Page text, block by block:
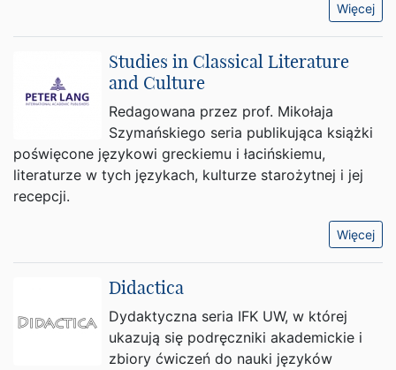
Więcej
Studies in Classical Literature
and Culture
Redagowana przez prof. Mikołaja
Szymańskiego seria publikująca książki
poświęcone językowi greckiemu i łacińskiemu,
literaturze w tych językach, kulturze starożytnej i jej
recepcji.
Więcej
Didactica
Dydaktyczna seria IFK UW, w której
ukazują się podręczniki akademickie i
zbiory ćwiczeń do nauki języków